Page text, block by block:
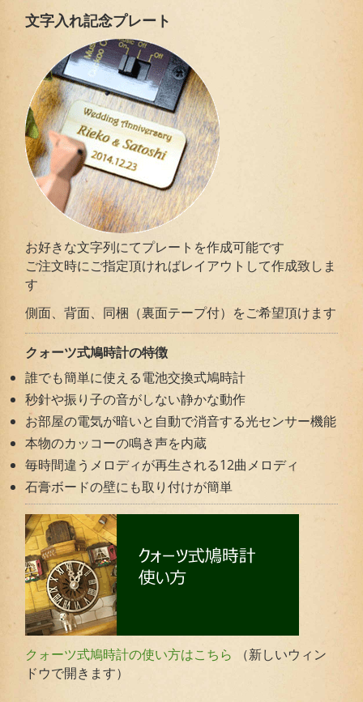
文字入れ記念プレート
お好きな文字列にてプレートを作成可能です
ご注文時にご指定頂ければレイアウトして作成致しま
す
側面、背面、同梱（裏面テープ付）をご希望頂けます
クォーツ式鳩時計の特徴
誰でも簡単に使える電池交換式鳩時計
秒針や振り子の音がしない静かな動作
お部屋の電気が暗いと自動で消音する光センサー機能
本物のカッコーの鳴き声を内蔵
毎時間違うメロディが再生される12曲メロディ
石膏ボードの壁にも取り付けが簡単
クォーツ式鳩時計の使い方はこちら
（新しいウィン
ドウで開きます）